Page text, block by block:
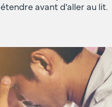
avant d'aller au lit.